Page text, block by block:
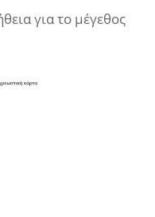
για το μέγεθος